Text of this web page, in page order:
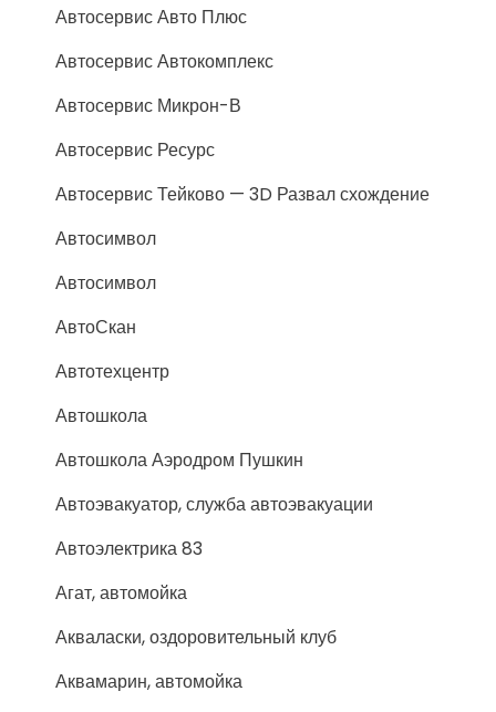
Автосервис Авто Плюс
Автосервис Автокомплекс
Автосервис Микрон-В
Автосервис Ресурс
Автосервис Тейково — 3D Развал схождение
Автосимвол
Автосимвол
АвтоСкан
Автотехцентр
Автошкола
Автошкола Аэродром Пушкин
Автоэвакуатор, служба автоэвакуации
Автоэлектрика 83
Агат, автомойка
Акваласки, оздоровительный клуб
Аквамарин, автомойка